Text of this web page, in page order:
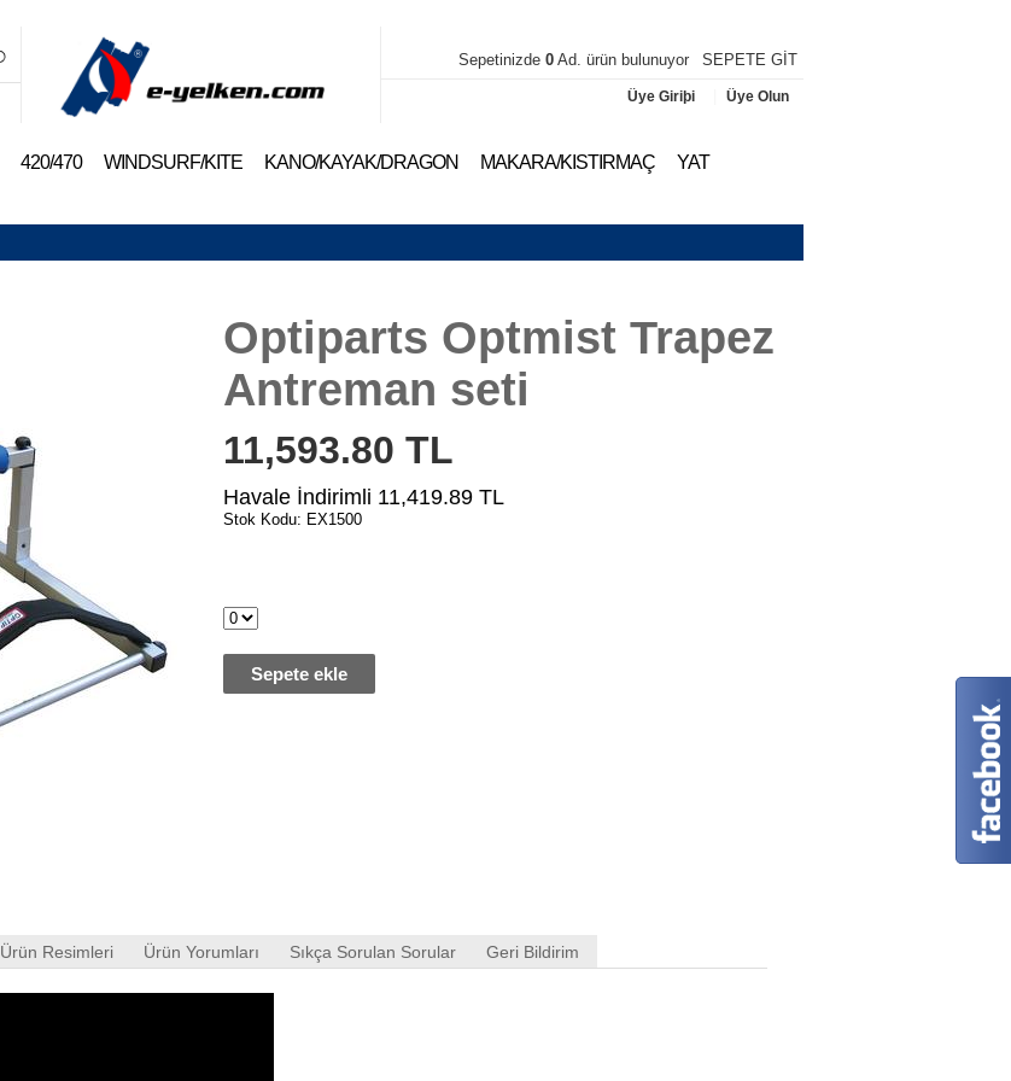
Sepetinizde 0Ad. ürün bulunuyor SEPETE GİT
Üye Giriþi Üye Olun
420/470 WINDSURF/KITE KANO/KAYAK/DRAGON MAKARA/KISTIRMAÇ YAT
Optiparts Optmist Trapez
Antreman seti
11,593.80 TL
Havale İndirimli 11,419.89TL
Stok Kodu: EX1500
Sepete ekle
Ürün Resimleri Ürün Yorumları Sıkça Sorulan Sorular Geri Bildirim